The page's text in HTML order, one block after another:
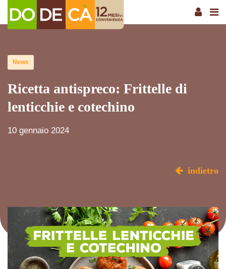
News
Ricetta antispreco: Frittelle di
lenticchie e cotechino
10 gennaio 2024
indietro